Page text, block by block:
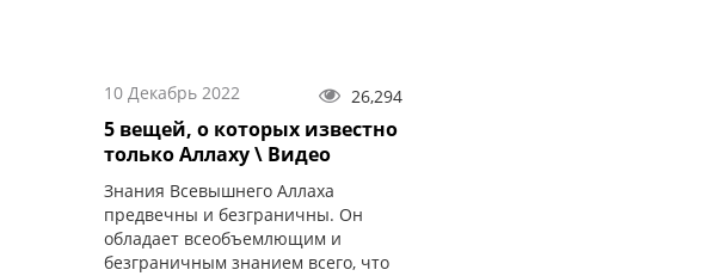
10 Декабрь 2022 26,294
5 вещей, о которых известно
только Аллаху \ Видео
Знания Всевышнего Аллаха
предвечны и безграничны. Он
обладает всеобъемлющим и
безграничным знанием всего, что